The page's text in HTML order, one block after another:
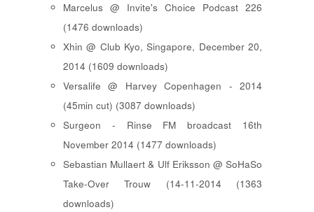
Marcelus @ Invite's Choice Podcast 226
(1476 downloads)
Xhin @ Club Kyo, Singapore, December 20,
2014 (1609 downloads)
Versalife @ Harvey Copenhagen - 2014
(45min cut) (3087 downloads)
Surgeon - Rinse FM broadcast 16th
November 2014 (1477 downloads)
Sebastian Mullaert & Ulf Eriksson @ SoHaSo
Take-Over Trouw (14-11-2014 (1363
downloads)